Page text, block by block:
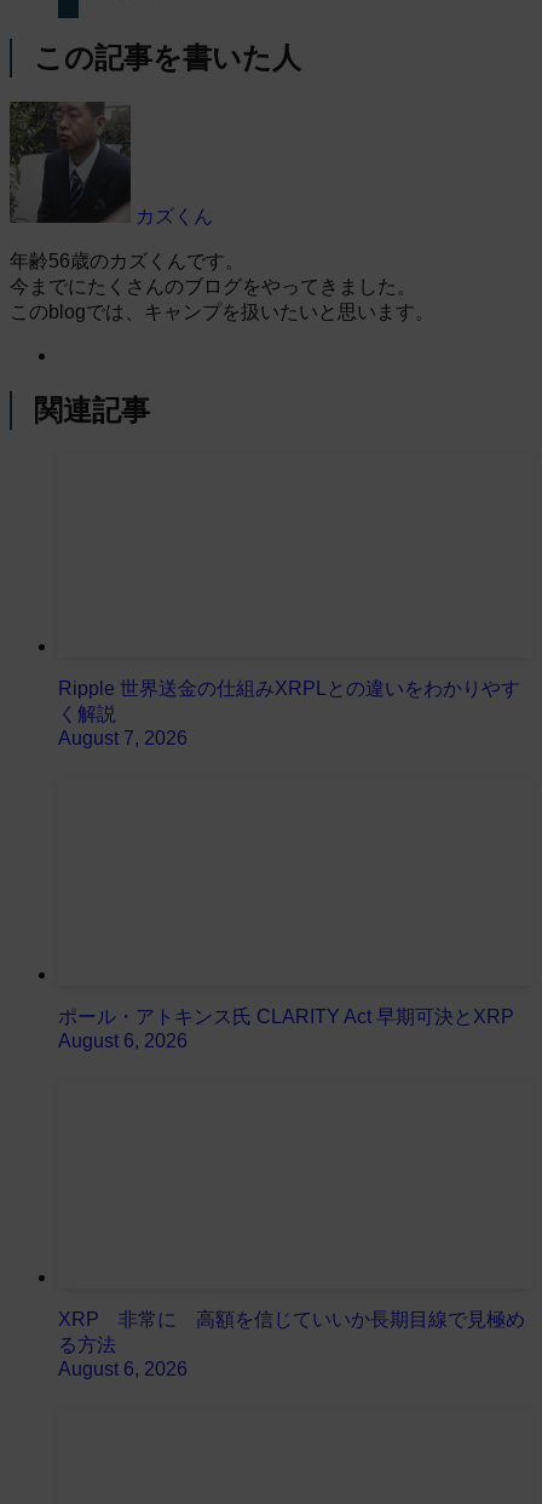
この記事を書いた人
カズくん
年齢56歳のカズくんです。
今までにたくさんのブログをやってきました。
このblogでは、キャンプを扱いたいと思います。
関連記事
Ripple 世界送金の仕組みXRPLとの違いをわかりやす
く解説
August 7, 2026
ポール・アトキンス氏 CLARITY Act 早期可決とXRP
August 6, 2026
XRP 非常に 高額を信じていいか長期目線で見極め
る方法
August 6, 2026